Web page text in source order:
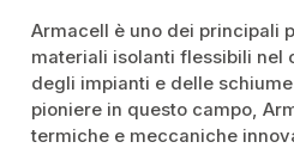
Armacell è uno dei principali
materiali isolanti flessibili nel
degli impianti e delle
pioniere in questo campo,
termiche e meccaniche